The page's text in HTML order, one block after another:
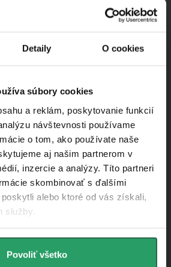
Detaily O cookies
súbory cookies
a reklám, poskytovanie funkcií
návštevnosti používame
o tom, ako používate naše
aj našim partnerom v
inzercie a analýzy. Títo partneri
skombinovať s ďalšími
alebo ktoré od vás získali,
služby.
Povoliť všetko